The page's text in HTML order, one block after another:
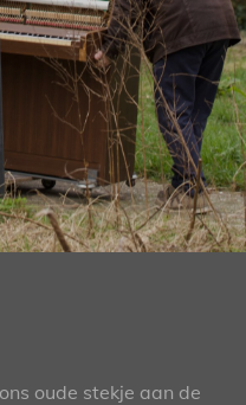
oude stekje aan de